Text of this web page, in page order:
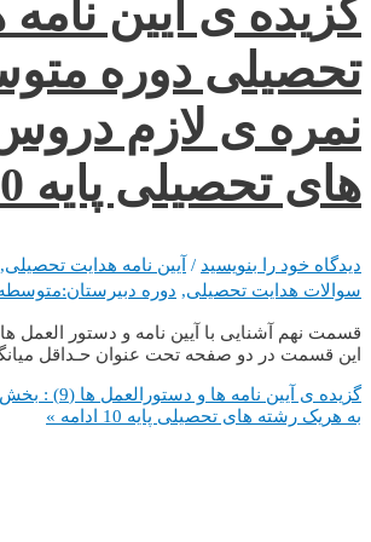
تحصیلی دوره
های تحصیلی پایه 10
دیدگاه‌ خود را بنویسید / آیین نامه هدایت تحصیلی,
سوالات هدایت تحصیلی, دوره دبیرستان:متوسطه1 -
این قسمت در دو صفحه تحت عنوان حـداقل میانگین نمره ی لازم دروس متوسطه 1 برای
به هریک رشته های تحصیلی پایه 10
ادامه »